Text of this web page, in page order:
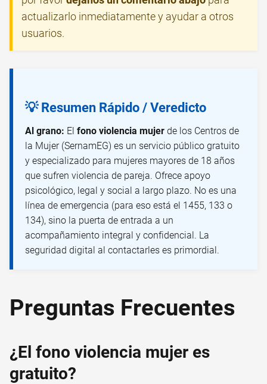
actualizarlo inmediatamente y ayudar a otros
usuarios.
💡 Resumen Rápido / Veredicto
Al grano: El fono violencia mujer de los Centros de
la Mujer (SernamEG) es un servicio público gratuito
y especializado para mujeres mayores de 18 años
que sufren violencia de pareja. Ofrece apoyo
psicológico, legal y social a largo plazo. No es una
línea de emergencia (para eso está el 1455, 133 o
134), sino la puerta de entrada a un
acompañamiento integral y confidencial. La
seguridad digital al contactarles es primordial.
Preguntas Frecuentes
¿El fono violencia mujer es
gratuito?